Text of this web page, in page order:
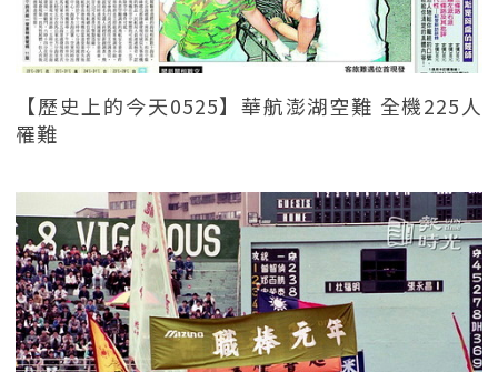
【歷史上的今天0525】華航澎湖空難 全機225人
罹難